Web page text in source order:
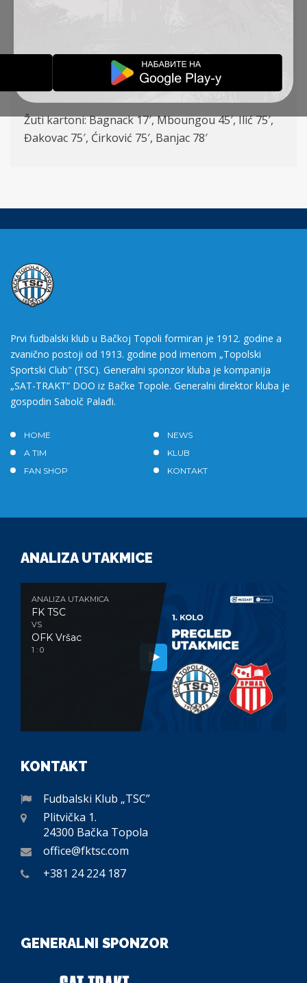
(Banjac 46′), Stanić –Mboungou (Ćirković 46′),
Pantović (Radojević 85′)
Strelci: Đakovac 74′ (P)
Žuti kartoni: Bagnack 17′, Mboungou 45′, Ilić 75′,
Đakovac 75′, Ćirković 75′, Banjac 78′
Prvi fudbalski klub u Bačkoj Topoli formiran je 1912. godine a
zvanično postoji od 1913. godine pod imenom „Topolski
Sportski Club" (TSC). Generalni sponzor kluba je kompanija
„SAT-TRAKT” DOO iz Bačke Topole. Generalni direktor kluba je
gospodin Sabolč Palađi.
HOME
NEWS
A TIM
KLUB
FAN SHOP
KONTAKT
ANALIZA UTAKMICE
ANALIZA UTAKMICA
FK TSC
VS
OFK Vršac
1 : 0
KONTAKT
Fudbalski Klub „TSC”
Plitvička 1.
24300 Bačka Topola
office@fktsc.com
+381 24 224 187
GENERALNI SPONZOR